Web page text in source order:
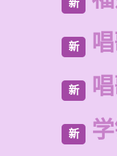
新
新
新
新